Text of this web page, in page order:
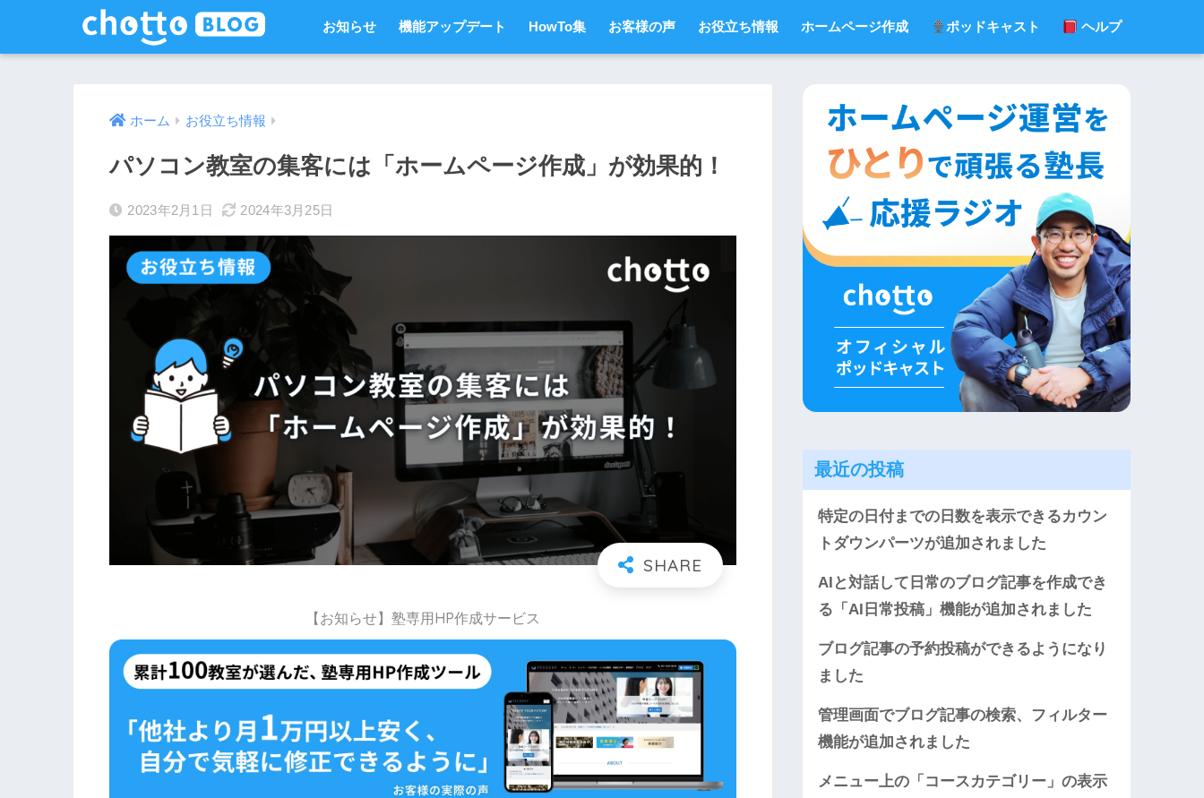
お知らせ 機能アップデート HowTo集 お客様の声 お役立ち情報 ホームページ作成 ポッドキャスト ヘルプ
ホーム お役立ち情報
パソコン教室の集客には「ホームページ作成」が効果的！
2023年2月1日 2024年3月25日
【お知らせ】塾専用HP作成サービス
最近の投稿
特定の日付までの日数を表示できるカウン
トダウンパーツが追加されました
AIと対話して日常のブログ記事を作成でき
る「AI日常投稿」機能が追加されました
ブログ記事の予約投稿ができるようになり
ました
管理画面でブログ記事の検索、フィルター
機能が追加されました
メニュー上の「コースカテゴリー」の表示